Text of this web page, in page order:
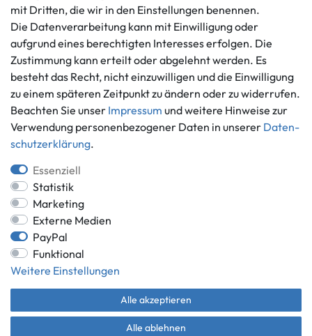
Widerrufs­recht
Vertrag widerrufen
Informationen
Ankauf
Über uns
Häufig gestellte Fragen
Zahlung und Versand
Batterieentsorgung
Zahlungsmöglichkeiten
*Alle Preise inkl. gesetzlicher MwSt.,
** gilt für Lieferungen innerhalb Deutschlands, Lieferzeiten für andere
Länder entnehmen Sie bitte der Schaltfläche mit den
Versandinformationen.
© Game World 2026 | Alle Rechte vorbehalten.
mit Dritten, die wir in den Einstellungen benennen.
Die Datenverarbeitung kann mit Einwilligung oder
aufgrund eines berechtigten Interesses erfolgen. Die
Zustimmung kann erteilt oder abgelehnt werden. Es
besteht das Recht, nicht einzuwilligen und die Einwilligung
zu einem späteren Zeitpunkt zu ändern oder zu widerrufen.
Beachten Sie unser Impressum und weitere Hinweise zur
Verwendung personenbezogener Daten in unserer Daten­
schutz­erklärung.
Essenziell
Statistik
Marketing
Externe Medien
PayPal
Funktional
Weitere Einstellungen
Alle akzeptieren
Alle ablehnen